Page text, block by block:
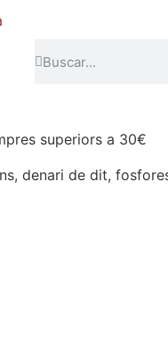
superiors a 30€
denari de dit,